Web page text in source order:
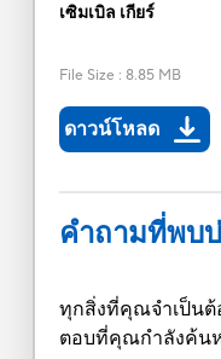
เซิมเบิล เกียร์
File Size : 8.85 MB
ดาวน์โหลด
คำถามที่พบ
ทุกสิ่งที่คุณจำเป็น
ตอบที่คุณกำลังค้น